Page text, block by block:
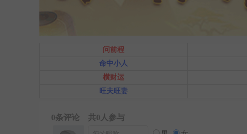
问前程
命中小人
横财运
旺夫旺妻